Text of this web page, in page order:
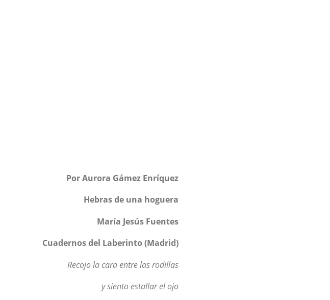
Por Aurora Gámez Enríquez
Hebras de una hoguera
María Jesús Fuentes
Cuadernos del Laberinto (Madrid)
Recojo la cara entre las rodillas
y siento estallar el ojo